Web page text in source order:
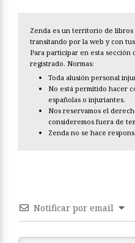
Zenda es un territorio de libros
transitando por la web y con
Para participar en esta sección
registrado. Normas:
Toda alusión personal
No está permitido hacer
españolas o injuriantes.
Nos reservamos el
consideremos fuera de
Zenda no se hace
Notificar por email